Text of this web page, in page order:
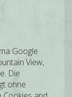
Google
View,
Die
ohne